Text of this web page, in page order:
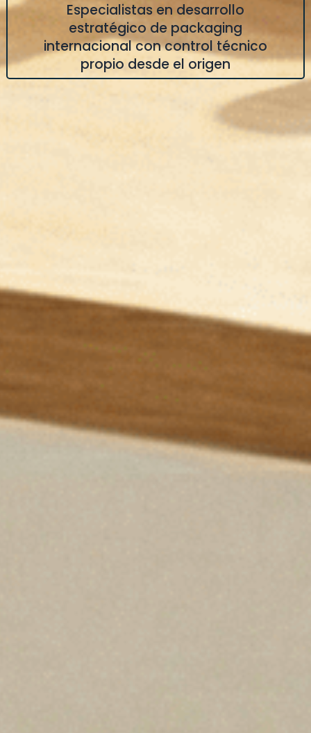
Especialistas en desarrollo
estratégico de packaging
internacional con control técnico
propio desde el origen​